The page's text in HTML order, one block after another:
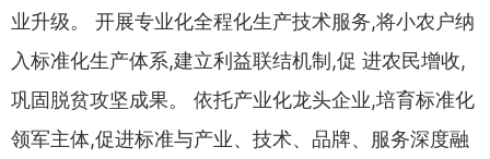
业升级。 开展专业化全程化生产技术服务,将小农户纳
入标准化生产体系,建立利益联结机制 ,促 进农民增收,
巩固脱贫攻坚成果。 依托产业化龙头企业,培育标准化
领军主体,促进标准与产业、 技术、 品牌、 服务深度融